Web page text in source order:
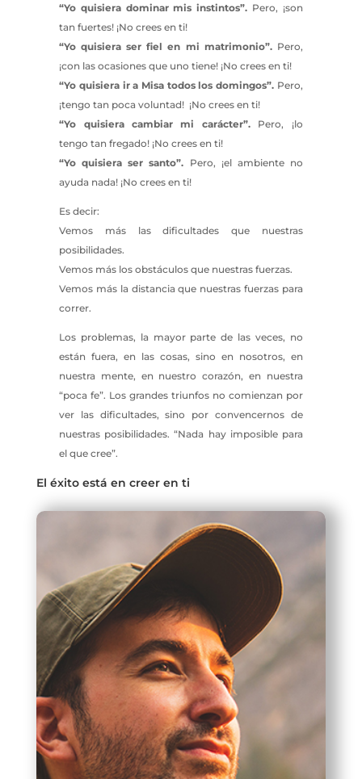
“Yo quisiera dominar mis instintos”. Pero, ¡son
tan fuertes! ¡No crees en ti!
“Yo quisiera ser fiel en mi matrimonio”.Pero,
¡con las ocasiones que uno tiene! ¡No crees en ti!
“Yo quisiera ir a Misa todos los domingos”.Pero,
¡tengo tan poca voluntad! ¡No crees en ti!
“Yo quisiera cambiar mi carácter”.Pero, ¡lo
tengo tan fregado! ¡No crees en ti!
“Yo quisiera ser santo”. Pero, ¡el ambiente no
ayuda nada! ¡No crees en ti!
Es decir:
Vemos más las dificultades que nuestras
posibilidades.
Vemos más los obstáculos que nuestras fuerzas.
Vemos más la distancia que nuestras fuerzas para
correr.
Los problemas, la mayor parte de las veces, no
están fuera, en las cosas, sino en nosotros, en
nuestra mente, en nuestro corazón, en nuestra
“poca fe”. Los grandes triunfos no comienzan por
ver las dificultades, sino por convencernos de
nuestras posibilidades. “Nada hay imposible para
el que cree”.
El éxito está en creer en ti